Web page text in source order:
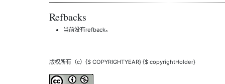
Refbacks
当前没有refback。
版权所有（c）{$ COPYRIGHTYEAR} {$ copyrightHolder}